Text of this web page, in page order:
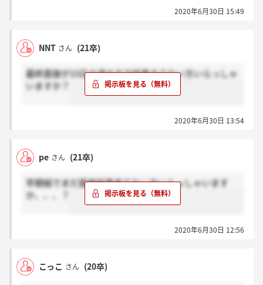
2020年6月30日 15:49
NNT さん (21卒)
最終面接が15日の週の方で結果きてない方いらっしゃ
いますか？
2020年6月30日 13:54
pe さん (21卒)
早期組でまだ面接結果来てない方いらっしゃいます
か、、、？
2020年6月30日 12:56
こっこ さん (20卒)